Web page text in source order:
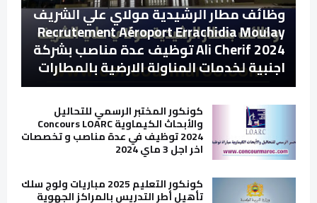
وظائف مطار الرشيدية مولاي علي الشريف
Recrutement Aéroport Errachidia Moulay
Ali Cherif 2024 توظيف عدة مناصب بشركة
اجنبية لخدمات المناولة الارضية بالمطارات
كونكور المختبر الرسمي للتحاليل
والأبحاث الكيماوية Concours LOARC
2024 توظيف في عدة مناصب و تخصصات
اخر اجل 3 ماي 2024
كونكور التعليم 2025 مباريات ولوج سلك
تأهيل أطر التدريس بالمراكز الجهوية